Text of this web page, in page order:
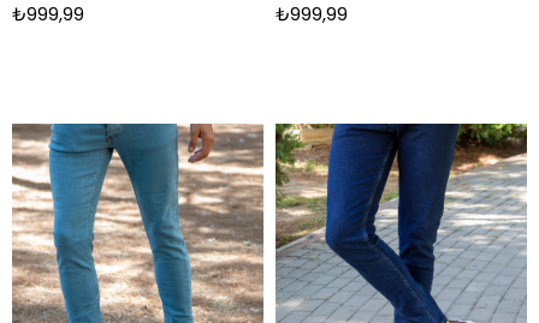
₺999,99 ₺999,99